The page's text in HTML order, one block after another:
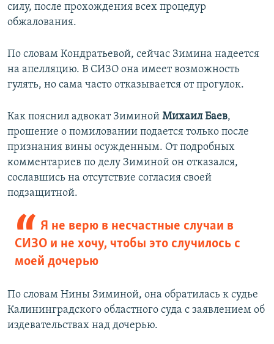
силу, после прохождения всех процедур
обжалования.
По словам Кондратьевой, сейчас Зимина надеется
на апелляцию. В СИЗО она имеет возможность
гулять, но сама часто отказывается от прогулок.
Как пояснил адвокат Зиминой Михаил Баев,
прошение о помиловании подается только после
признания вины осужденным. От подробных
комментариев по делу Зиминой он отказался,
сославшись на отсутствие согласия своей
подзащитной.
Я не верю в несчастные случаи в
СИЗО и не хочу, чтобы это случилось с
моей дочерью
По словам Нины Зиминой, она обратилась к судье
Калининградского областного суда с заявлением об
издевательствах над дочерью.